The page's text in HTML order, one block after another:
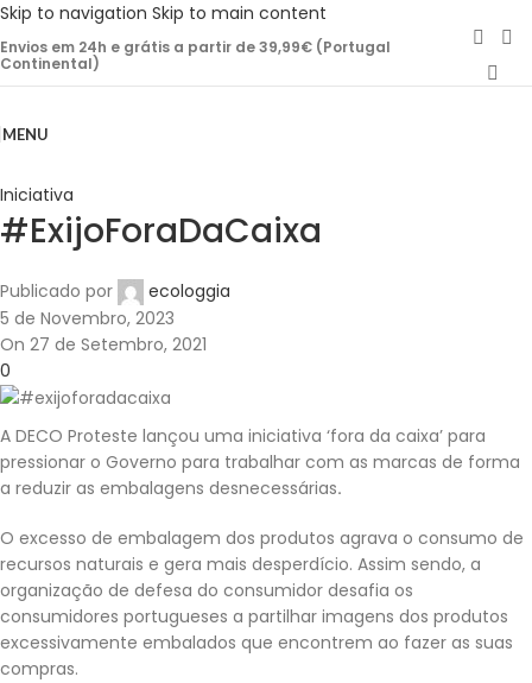
Skip to navigation Skip to main content
Envios em 24h e grátis a partir de 39,99€ (Portugal
Continental)
MENU
Iniciativa
#ExijoForaDaCaixa
Publicado por
ecologgia
5 de Novembro, 2023
On 27 de Setembro, 2021
0
A DECO Proteste lançou uma iniciativa ‘fora da caixa’ para
pressionar o Governo para trabalhar com as marcas de forma
a reduzir as embalagens desnecessárias.
O excesso de embalagem dos produtos agrava o consumo de
recursos naturais e gera mais desperdício. Assim sendo, a
organização de defesa do consumidor desafia os
consumidores portugueses a partilhar imagens dos produtos
excessivamente embalados que encontrem ao fazer as suas
compras.